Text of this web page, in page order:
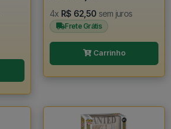
4x R$ 62,50 sem juros
Frete Grátis
Carrinho